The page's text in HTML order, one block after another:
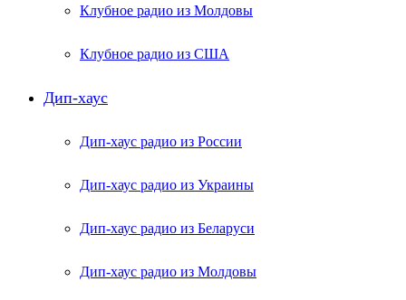
Клубное радио из Молдовы
Клубное радио из США
Дип-хаус
Дип-хаус радио из России
Дип-хаус радио из Украины
Дип-хаус радио из Беларуси
Дип-хаус радио из Молдовы